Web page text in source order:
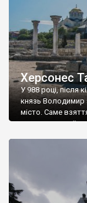
Херсонес
У 988 році, після
князь Володимир
місто. Саме
диктувати свої
Херсонесі
А потім було